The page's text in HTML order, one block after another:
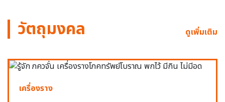
วัตถุมงคล ดูเพิ่มเติม
เครื่องราง